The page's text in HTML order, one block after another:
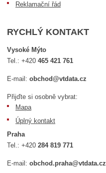
Reklamační řád
RYCHLÝ KONTAKT
Vysoké Mýto
Tel.:+420465 421 761
E-mail:obchod@vtdata.cz
Přijďte si osobně vybrat:
Mapa
Úplný kontakt
Praha
Tel.:+420284 819 771
E-mail:obchod.praha@vtdata.cz